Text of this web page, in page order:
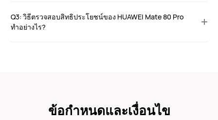
Q3: วิธีตรวจสอบสิทธิประโยชน์ของ HUAWEI Mate 80 Pro
ทำอย่างไร?
ข้อกำหนดและเงื่อนไข